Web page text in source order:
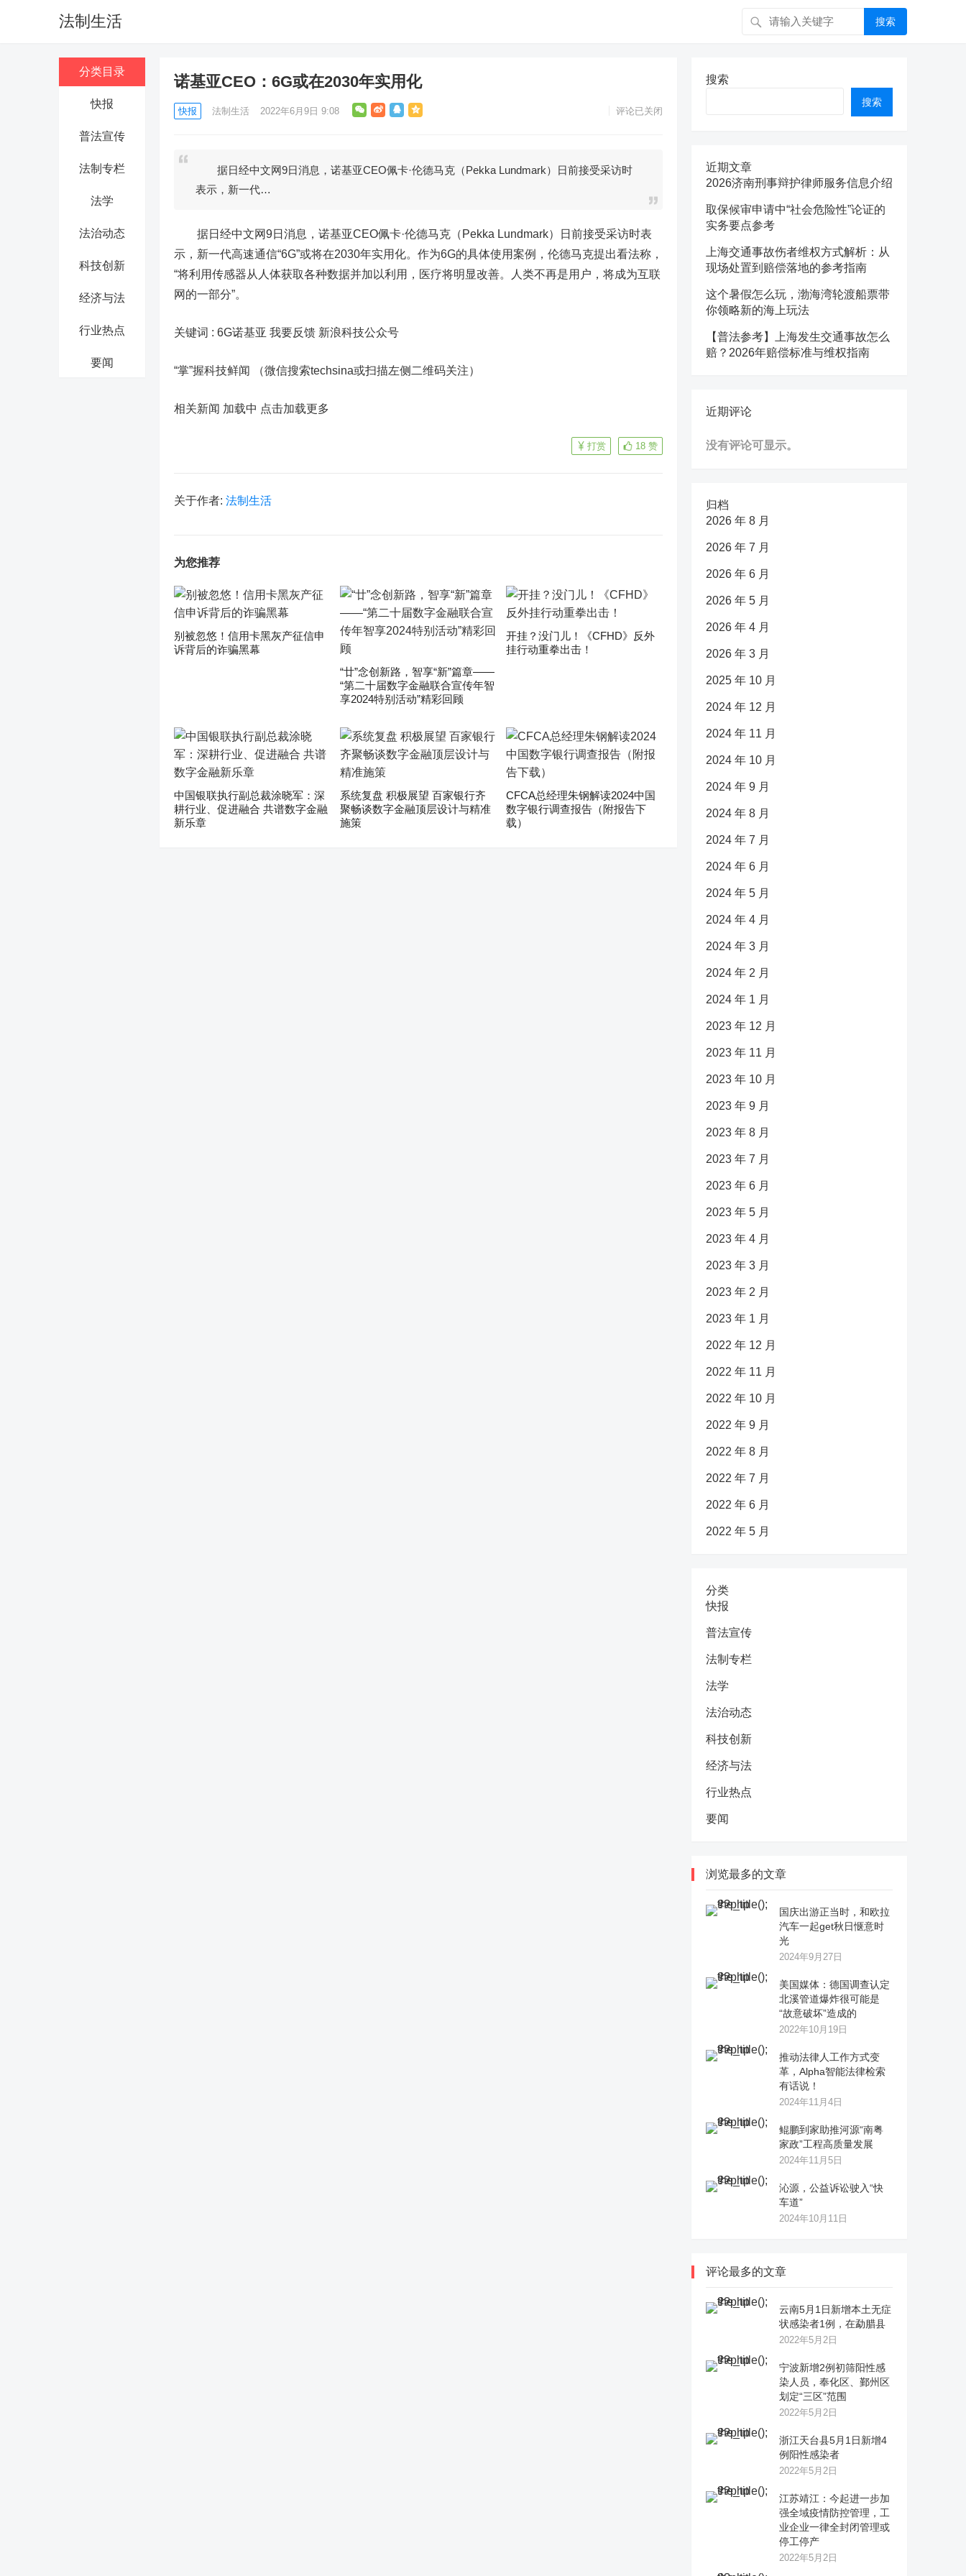
法制生活 搜索
分类目录
快报
普法宣传
法制专栏
法学
法治动态
科技创新
经济与法
行业热点
要闻
诺基亚CEO：6G或在2030年实用化
快报 法制生活 2022年6月9日 9:08 评论已关闭
据日经中文网9日消息，诺基亚CEO佩卡·伦德马克（Pekka Lundmark）日前接受采访时
表示，新一代…
据日经中文网9日消息， 诺基亚CEO佩卡·伦德马克（Pekka Lundmark）日前接受采访时表
示，新一代高速通信“6G”或将在2030年实用化。作为6G的具体使用案例，伦德马克提出看法称，
“将利用传感器从人体获取各种数据并加以利用，医疗将明显改善。人类不再是用户，将成为互联
网的一部分”。
关键词 : 6G诺基亚 我要反馈 新浪科技公众号
“掌”握科技鲜闻 （微信搜索techsina或扫描左侧二维码关注）
相关新闻 加载中 点击加载更多
18 赞
打赏
关于作者: 法制生活
为您推荐
别被忽悠！信用卡黑灰产征信申
诉背后的诈骗黑幕
“廿”念创新路，智享“新”篇章——
“第二十届数字金融联合宣传年智
享2024特别活动”精彩回顾
开挂？没门儿！《CFHD》反外
挂行动重拳出击！
中国银联执行副总裁涂晓军：深
耕行业、促进融合 共谱数字金融
新乐章
系统复盘 积极展望 百家银行齐
聚畅谈数字金融顶层设计与精准
施策
CFCA总经理朱钢解读2024中国
数字银行调查报告（附报告下
载）
搜索
搜索
近期文章
2026济南刑事辩护律师服务信息介绍
取保候审申请中“社会危险性”论证的
实务要点参考
上海交通事故伤者维权方式解析：从
现场处置到赔偿落地的参考指南
这个暑假怎么玩，渤海湾轮渡船票带
你领略新的海上玩法
【普法参考】上海发生交通事故怎么
赔？2026年赔偿标准与维权指南
近期评论
没有评论可显示。
归档
2026 年 8 月
2026 年 7 月
2026 年 6 月
2026 年 5 月
2026 年 4 月
2026 年 3 月
2025 年 10 月
2024 年 12 月
2024 年 11 月
2024 年 10 月
2024 年 9 月
2024 年 8 月
2024 年 7 月
2024 年 6 月
2024 年 5 月
2024 年 4 月
2024 年 3 月
2024 年 2 月
2024 年 1 月
2023 年 12 月
2023 年 11 月
2023 年 10 月
2023 年 9 月
2023 年 8 月
2023 年 7 月
2023 年 6 月
2023 年 5 月
2023 年 4 月
2023 年 3 月
2023 年 2 月
2023 年 1 月
2022 年 12 月
2022 年 11 月
2022 年 10 月
2022 年 9 月
2022 年 8 月
2022 年 7 月
2022 年 6 月
2022 年 5 月
分类
快报
普法宣传
法制专栏
法学
法治动态
科技创新
经济与法
行业热点
要闻
浏览最多的文章
国庆出游正当时，和欧拉
汽车一起get秋日惬意时
光
2024年9月27日
美国媒体：德国调查认定
北溪管道爆炸很可能是
“故意破坏”造成的
2022年10月19日
推动法律人工作方式变
革，Alpha智能法律检索
有话说！
2024年11月4日
鲲鹏到家助推河源“南粤
家政”工程高质量发展
2024年11月5日
沁源，公益诉讼驶入“快
车道”
2024年10月11日
评论最多的文章
云南5月1日新增本土无症
状感染者1例，在勐腊县
2022年5月2日
宁波新增2例初筛阳性感
染人员，奉化区、鄞州区
划定“三区”范围
2022年5月2日
浙江天台县5月1日新增4
例阳性感染者
2022年5月2日
江苏靖江：今起进一步加
强全域疫情防控管理，工
业企业一律全封闭管理或
停工停产
2022年5月2日